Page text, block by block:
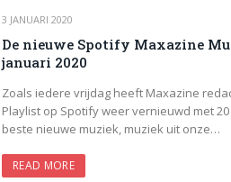
3 JANUARI 2020
De nieuwe Spotify Maxazine
januari 2020
Zoals iedere vrijdag heeft Maxazine
Playlist op Spotify weer vernieuwd met
beste nieuwe muziek, muziek uit onze…
READ MORE